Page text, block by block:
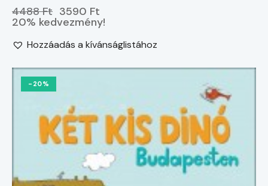
4488 Ft 3590 Ft
20% kedvezmény!
Hozzáadás a kívánságlistához
-20%